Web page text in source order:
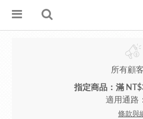
所有顧
指定商品：滿
適用通路
條款與